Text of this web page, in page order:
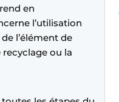
en
l’utilisation
l’élément de
ou la